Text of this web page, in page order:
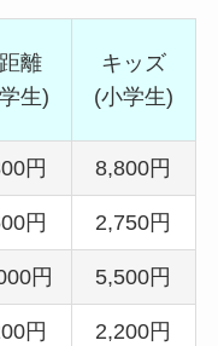
離
生)
キッズ
(小学生)
円 8,800円
円 2,750円
円 5,500円
円 2,200円